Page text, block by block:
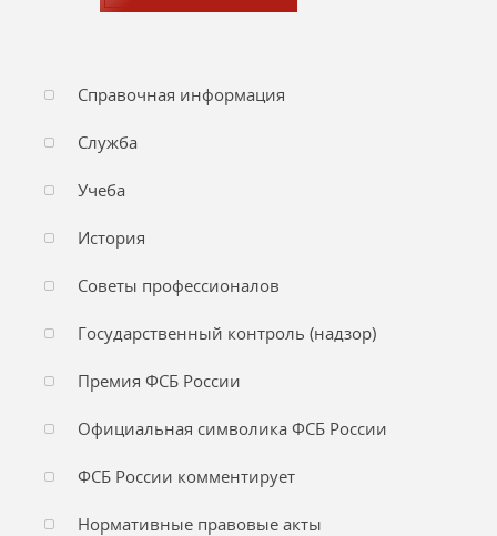
Справочная информация
Служба
Учеба
История
Советы профессионалов
Государственный контроль (надзор)
Премия ФСБ России
Официальная символика ФСБ России
ФСБ России комментирует
Нормативные правовые акты